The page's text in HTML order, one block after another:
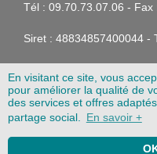
En visitant ce site, vous
pour améliorer la qualité de
des services et offres
partage social.
En savoir +
Tél : 09.70.73.07.06 - Fax
Siret : 48834857400044 -
Probip.com est
particulier, vous